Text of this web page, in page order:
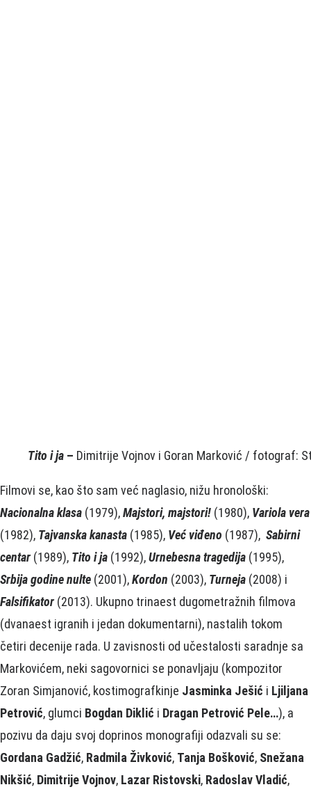
Tito i ja – Dimitrije Vojnov i Goran Marković / fotograf:
Filmovi se, kao što sam već naglasio, nižu hronološki:
Nacionalna klasa (1979),Majstori, majstori! (1980), Variola vera
(1982), Tajvanska kanasta (1985), Već viđeno (1987), Sabirni
centar (1989), Tito i ja (1992),Urnebesna tragedija (1995),
Srbija godine nulte (2001),Kordon (2003), Turneja (2008) i
Falsifikator (2013). Ukupno trinaest dugometražnih filmova
(dvanaest igranih i jedan dokumentarni), nastalih tokom
četiri decenije rada. U zavisnosti od učestalosti saradnje sa
Markovićem, neki sagovornici se ponavljaju (kompozitor
Zoran Simjanović, kostimografkinje Jasminka Ješić i Ljiljana
Petrović, glumci Bogdan Diklić i Dragan Petrović Pele…), a
pozivu da daju svoj doprinos monografiji odazvali su se:
Gordana Gadžić, Radmila Živković, Tanja Bošković, Snežana
Nikšić, Dimitrije Vojnov, Lazar Ristovski, Radoslav Vladić,